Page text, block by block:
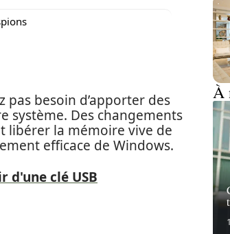
pas besoin d’apporter des
système. Des changements
libérer la mémoire vive de
efficace de Windows.
d'une clé USB
À